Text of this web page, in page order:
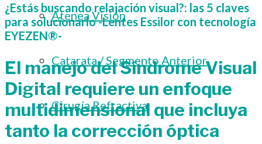
Atenea Visión
Catarata / Segmento Anterior
Cirugía Refractiva
¿Estás buscando relajación visual?: las 5 claves
para solucionarlo -Lentes Essilor con tecnología
EYEZEN®-
El manejo del Síndrome Visual
Digital requiere un enfoque
multidimensional que incluya
tanto la corrección óptica